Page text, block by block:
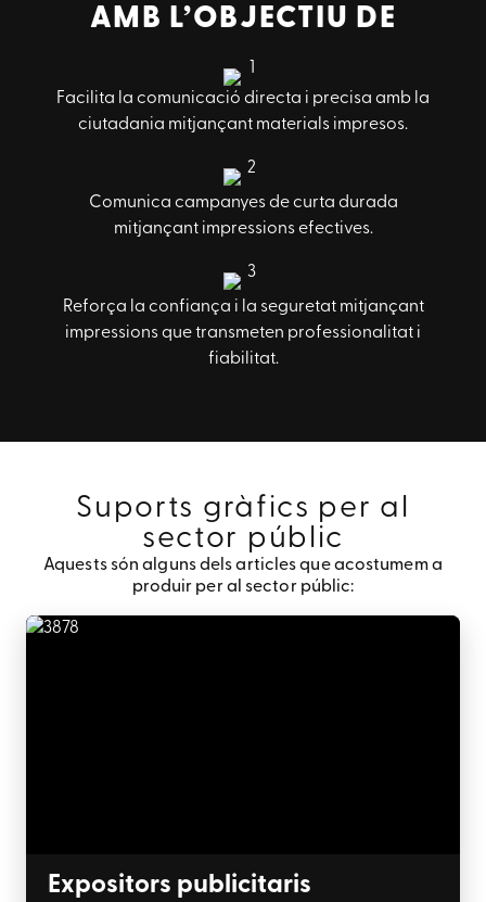
AMB L’OBJECTIU DE
Facilita la comunicació directa i precisa amb la
ciutadania mitjançant materials impresos.
Comunica campanyes de curta durada
mitjançant impressions efectives.
Reforça la confiança i la seguretat mitjançant
impressions que transmeten professionalitat i
fiabilitat.
Suports gràfics per al
sector públic
Aquests són alguns dels articles que acostumem a
produir per al sector públic:
Expositors publicitaris